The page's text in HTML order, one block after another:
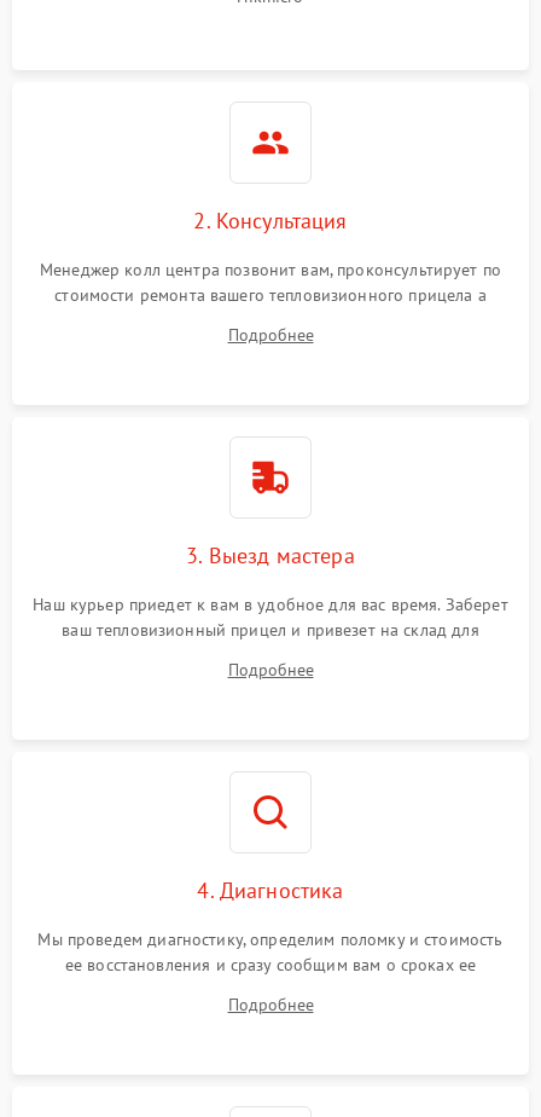
2. Консультация
Менеджер колл центра позвонит вам, проконсультирует по
стоимости ремонта вашего тепловизионного прицела а
Подробнее
3. Выезд мастера
Наш курьер приедет к вам в удобное для вас время. Заберет
ваш тепловизионный прицел и привезет на склад для
Подробнее
4. Диагностика
Мы проведем диагностику, определим поломку и стоимость
ее восстановления и сразу сообщим вам о сроках ее
Подробнее